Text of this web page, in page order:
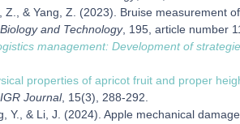
Z., & Yang, Z. (2023). Bruise measurement
and Technology, 195, article number
management: Development of
properties of apricot fruit and proper
Journal, 15(3), 288-292.
Y., & Li, J. (2024). Apple mechanical